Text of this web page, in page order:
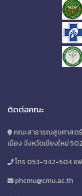
ติดต่อคณะ
คณะสาธารณสุขศาสตร์
เมือง จังหวัดเชียงใหม่
โทร 053-942-504 แ
phcmu@cmu.ac.th